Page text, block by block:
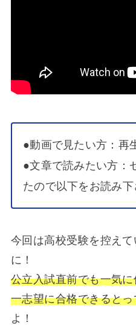
●動画で見たい方：再
●文章で読みたい方：
たので以下をお読み下
今回は高校受験を控え
に！
公立入試直前でも一気
一志望に合格できると
よ！